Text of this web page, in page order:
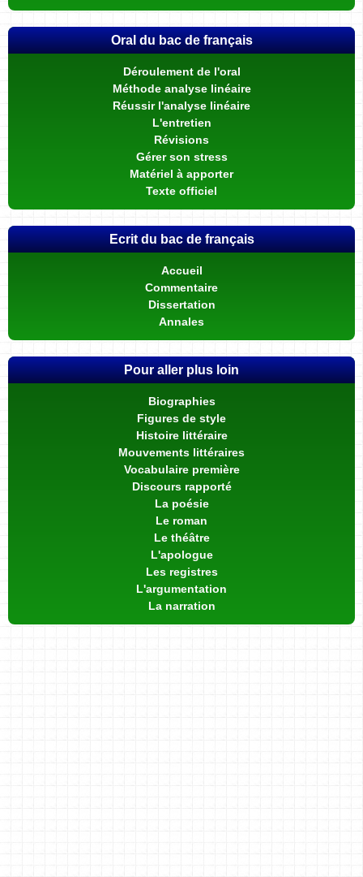
Oral du bac de français
Déroulement de l'oral
Méthode analyse linéaire
Réussir l'analyse linéaire
L'entretien
Révisions
Gérer son stress
Matériel à apporter
Texte officiel
Ecrit du bac de français
Accueil
Commentaire
Dissertation
Annales
Pour aller plus loin
Biographies
Figures de style
Histoire littéraire
Mouvements littéraires
Vocabulaire première
Discours rapporté
La poésie
Le roman
Le théâtre
L'apologue
Les registres
L'argumentation
La narration